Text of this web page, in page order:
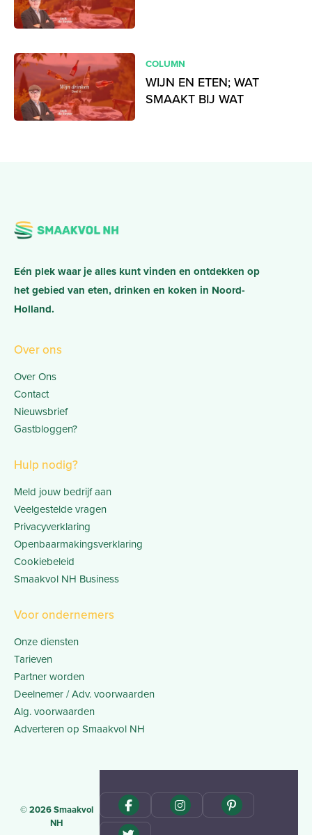
COLUMN
WIJN EN ETEN; WAT
SMAAKT BIJ WAT
Eén plek waar je alles kunt vinden en ontdekken op
het gebied van eten, drinken en koken in Noord-
Holland.
Over ons
Over Ons
Contact
Nieuwsbrief
Gastbloggen?
Hulp nodig?
Meld jouw bedrijf aan
Veelgestelde vragen
Privacyverklaring
Openbaarmakingsverklaring
Cookiebeleid
Smaakvol NH Business
Voor ondernemers
Onze diensten
Tarieven
Partner worden
Deelnemer / Adv. voorwaarden
Alg. voorwaarden
Adverteren op Smaakvol NH
© 2026 Smaakvol
NH